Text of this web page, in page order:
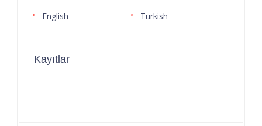
English Turkish
Kayıtlar